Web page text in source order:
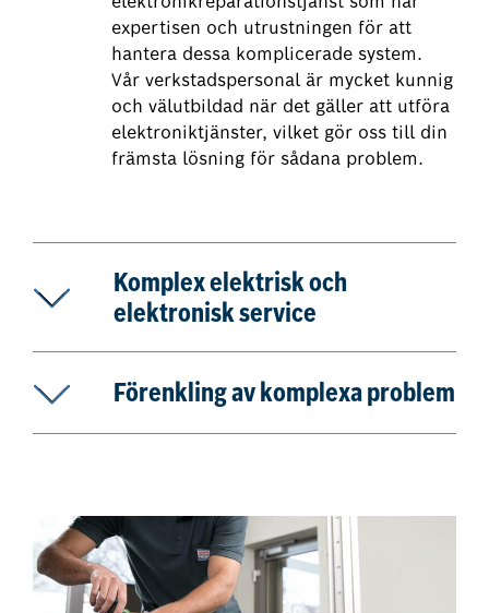
expertisen och utrustningen för att
hantera dessa komplicerade system.
Vår verkstadspersonal är mycket kunnig
och välutbildad när det gäller att utföra
elektroniktjänster, vilket gör oss till din
främsta lösning för sådana problem.
Komplex elektrisk och
elektronisk service
Förenkling av komplexa problem